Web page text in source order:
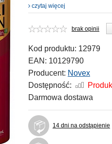
czytaj więcej
brak opinii
Kod produktu: 12979
EAN: 10129790
Producent: Novex
Dostępność:
Darmowa dostawa
14 dni na odstąpienie